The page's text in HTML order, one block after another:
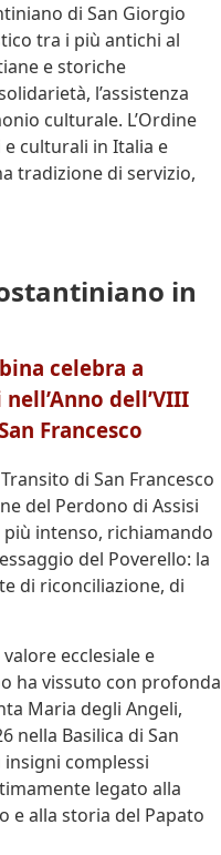
di San Giorgio
di San Giorgio
tra i più antichi al
e storiche
l’assistenza
culturale. L’Ordine
culturali in Italia e
tradizione di servizio,
in
celebra a
dell’VIII
Francesco
di San Francesco
del Perdono di Assisi
intenso, richiamando
del Poverello: la
di riconciliazione, di
ecclesiale e
ha vissuto con profonda
Maria degli Angeli,
nella Basilica di San
insigni complessi
legato alla
e alla storia del Papato